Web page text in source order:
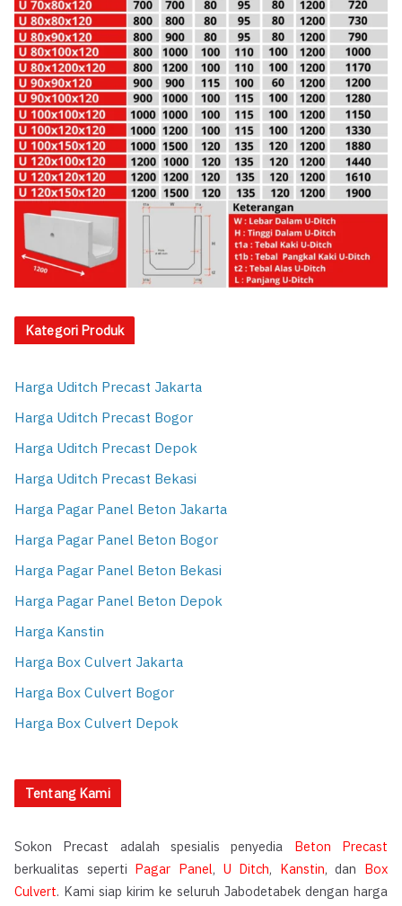
Kategori Produk
Harga Uditch Precast Jakarta
Harga Uditch Precast Bogor
Harga Uditch Precast Depok
Harga Uditch Precast Bekasi
Harga Pagar Panel Beton Jakarta
Harga Pagar Panel Beton Bogor
Harga Pagar Panel Beton Bekasi
Harga Pagar Panel Beton Depok
Harga Kanstin
Harga Box Culvert Jakarta
Harga Box Culvert Bogor
Harga Box Culvert Depok
Tentang Kami
Sokon Precast adalah spesialis penyedia Beton Precast
berkualitas seperti Pagar Panel, U Ditch, Kanstin, dan Box
Culvert. Kami siap kirim ke seluruh Jabodetabek dengan harga